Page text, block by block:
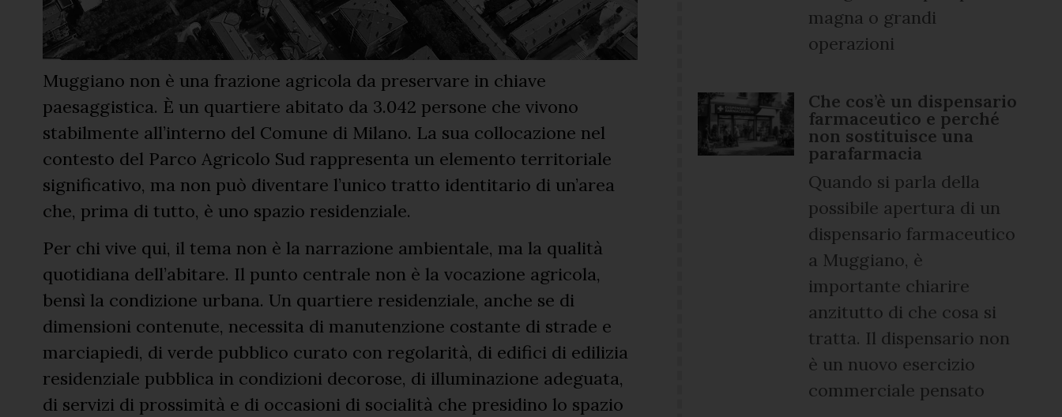
Muggiano non è una frazione agricola da preservare in chiave
paesaggistica. È un quartiere abitato da 3.042 persone che vivono
stabilmente all’interno del Comune di Milano. La sua collocazione nel
contesto del Parco Agricolo Sud rappresenta un elemento territoriale
significativo, ma non può diventare l’unico tratto identitario di un’area
che, prima di tutto, è uno spazio residenziale.
Per chi vive qui, il tema non è la narrazione ambientale, ma la qualità
quotidiana dell’abitare. Il punto centrale non è la vocazione agricola,
bensì la condizione urbana. Un quartiere residenziale, anche se di
dimensioni contenute, necessita di manutenzione costante di strade e
marciapiedi, di verde pubblico curato con regolarità, di edifici di edilizia
residenziale pubblica in condizioni decorose, di illuminazione adeguata,
di servizi di prossimità e di occasioni di socialità che presidino lo spazio
magna o grandi
operazioni
Che cos’è un dispensario
farmaceutico e perché
non sostituisce una
parafarmacia
Quando si parla della
possibile apertura di un
dispensario farmaceutico
a Muggiano, è
importante chiarire
anzitutto di che cosa si
tratta. Il dispensario non
è un nuovo esercizio
commerciale pensato